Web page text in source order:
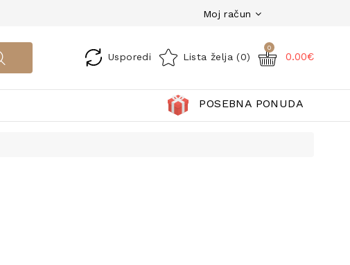
Moj račun
Usporedi Lista želja (0)
0
0.00€
POSEBNA PONUDA